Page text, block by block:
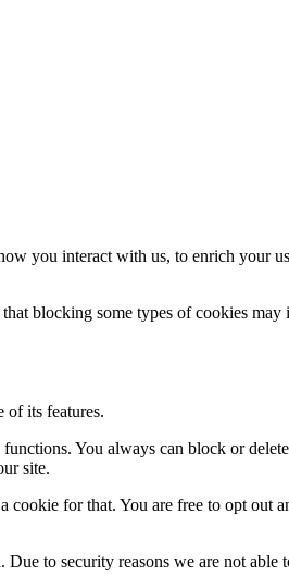
you interact with us, to enrich your
blocking some types of cookies
of its features.
You always can block or
site.
for that. You are free to opt out
to security reasons we are not